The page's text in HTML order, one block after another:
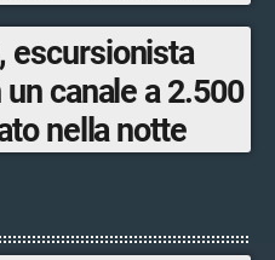
escursionista
canale a 2.500
nella notte